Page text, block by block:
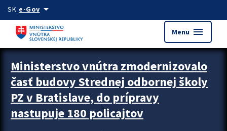
Preskocit na hlavný obsah
SK e-Govarrow_drop_down
Menu menu
Ministerstvo vnútra zmodernizovalo
časť budovy Strednej odbornej školy
PZ v Bratislave, do prípravy
nastupuje 180 policajtov